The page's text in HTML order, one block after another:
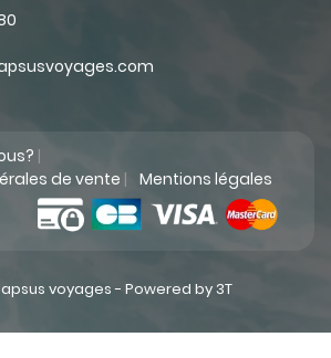
|
de vente | Mentions légales
voyages - Powered by 3T